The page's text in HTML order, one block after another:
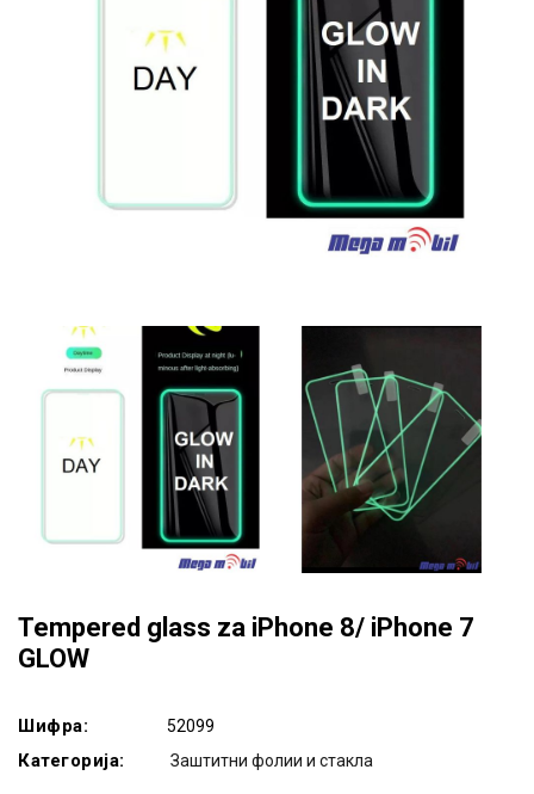
Tempered glass za iPhone 8/ iPhone 7
GLOW
Шифра: 52099
Категорија: Заштитни фолии и стакла